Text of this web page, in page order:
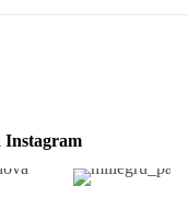
Instagram